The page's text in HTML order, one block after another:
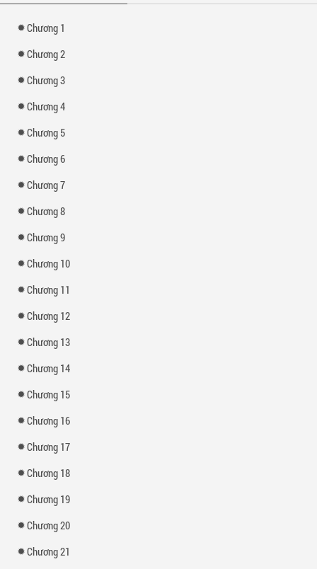
Chương 1
Chương 2
Chương 3
Chương 4
Chương 5
Chương 6
Chương 7
Chương 8
Chương 9
Chương 10
Chương 11
Chương 12
Chương 13
Chương 14
Chương 15
Chương 16
Chương 17
Chương 18
Chương 19
Chương 20
Chương 21